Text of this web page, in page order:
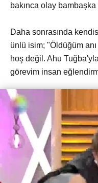
bakınca olay bambaşka
Daha sonrasında
ünlü isim; "Öldüğüm
hoş değil. Ahu
görevim insan